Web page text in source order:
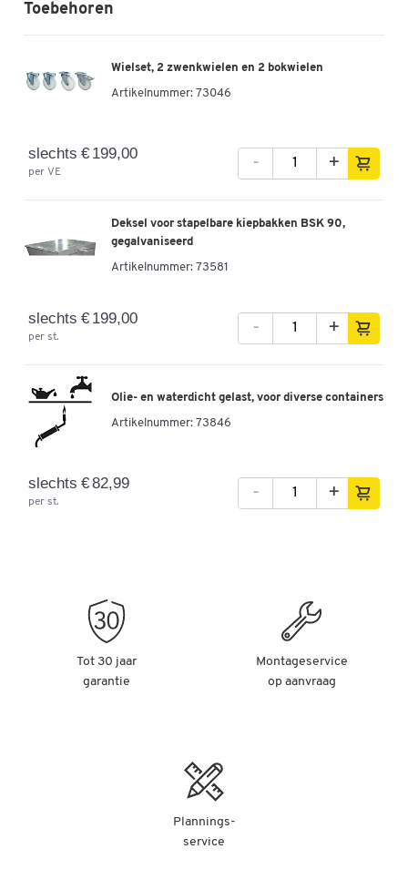
Toebehoren
Wielset, 2 zwenkwielen en 2 bokwielen
Artikelnummer: 73046
slechts € 199,00
per VE
- +
Deksel voor stapelbare kiepbakken BSK 90,
gegalvaniseerd
Artikelnummer: 73581
slechts € 199,00
per st.
- +
Olie- en waterdicht gelast, voor diverse containers
Artikelnummer: 73846
slechts € 82,99
per st.
- +
Tot 30 jaar
garantie
Montageservice
op aanvraag
Plannings-
service